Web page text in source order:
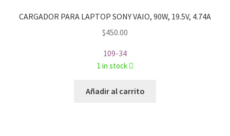
CARGADOR PARA LAPTOP SONY VAIO, 90W, 19.5V, 4.74A
$450.00
109-34
1 in stock
Añadir al carrito